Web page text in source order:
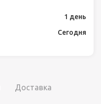
1 день
Сегодня
Доставка